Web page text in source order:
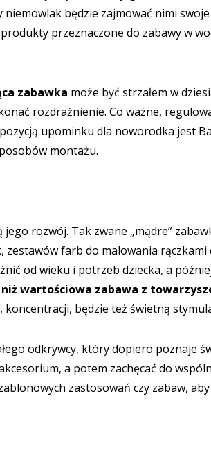
będzie zajmować nimi swoje
przeznaczone do zabawy w
zabawka może być strzałem w
rozdrażnienie. Co ważne,
upominku dla noworodka jest
montażu.
rozwój. Tak zwane „mądre”
farb do malowania
od wieku i potrzeb dziecka, a
wartościowa zabawa z
będzie też świetną
odkrywcy, który dopiero poznaje
a potem zachęcać do
zastosowań czy zabaw,